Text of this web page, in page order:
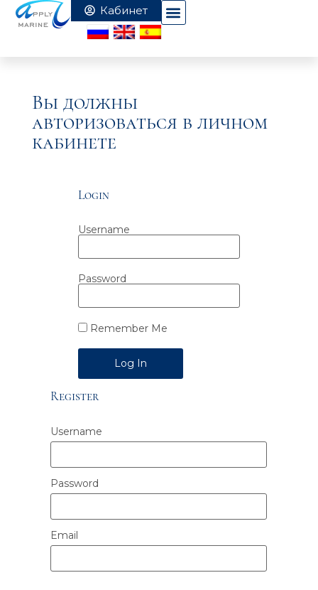
Вы должны
авторизоваться в личном
кабинете
Login
Username
Password
Remember Me
Alternative:
Register
Username
Password
Email